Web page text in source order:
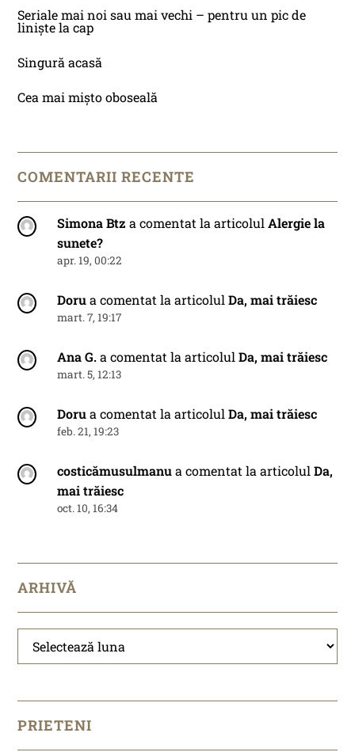
Seriale mai noi sau mai vechi – pentru un pic de
liniște la cap
Singură acasă
Cea mai mișto oboseală
COMENTARII RECENTE
Simona Btz a comentat la articolulAlergie la
sunete?
apr. 19, 00:22
Dorua comentat la articolulDa, mai trăiesc
mart. 7, 19:17
Ana G.a comentat la articolulDa, mai trăiesc
mart. 5, 12:13
Dorua comentat la articolulDa, mai trăiesc
feb. 21, 19:23
costicămusulmanua comentat la articolulDa,
mai trăiesc
oct. 10, 16:34
ARHIVĂ
Arhivă
PRIETENI